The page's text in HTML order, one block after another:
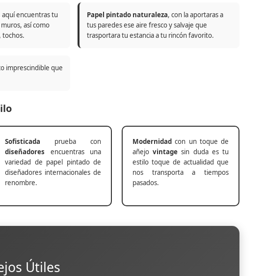
aquí encuentras tu
así como
tochos.
Papel pintado naturaleza, con la aportaras a
tus paredes ese aire fresco y salvaje que
trasportara tu estancia a tu rincón favorito.
imprescindible que
Sofisticada prueba con
diseñadores encuentras una
variedad de papel pintado de
diseñadores internacionales de
renombre.
Modernidad con un toque de
añejovintage sin duda es tu
estilo toque de actualidad que
nos transporta a tiempos
pasados.
Útiles